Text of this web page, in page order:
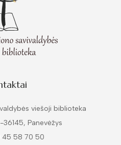
viešoji biblioteka
Panevėžys
45 58 70 50